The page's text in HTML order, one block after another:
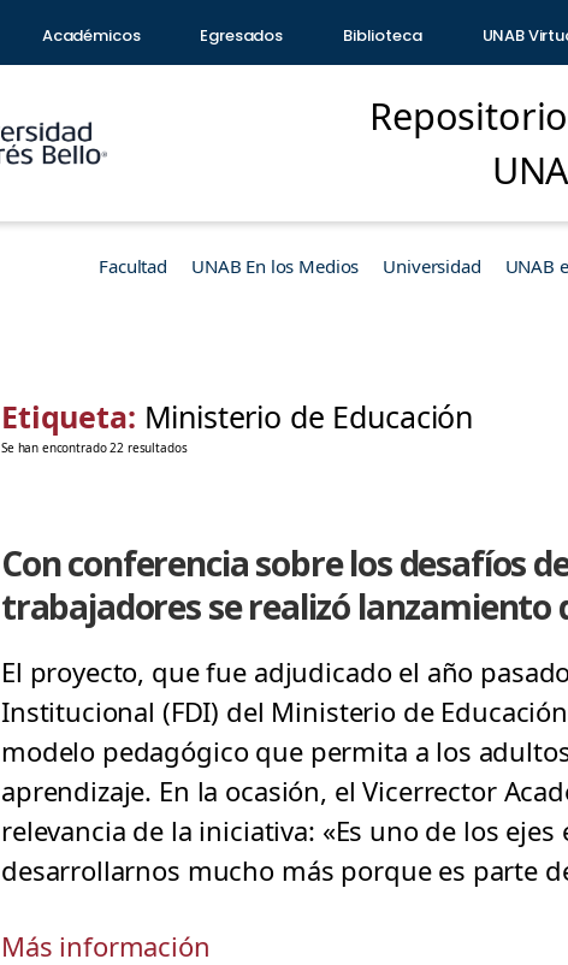
Académicos Egresados Biblioteca UNAB
Facultad UNAB En los Medios Universidad UNAB
Etiqueta: Ministerio de Educación
Se han encontrado 22 resultados
Con conferencia sobre los desafíos
trabajadores se realizó lanzamiento
El proyecto, que fue adjudicado el año
Institucional (FDI) del Ministerio de
modelo pedagógico que permita a los
aprendizaje. En la ocasión, el Vicerrector
relevancia de la iniciativa: «Es uno de los
desarrollarnos mucho más porque es parte
Más información